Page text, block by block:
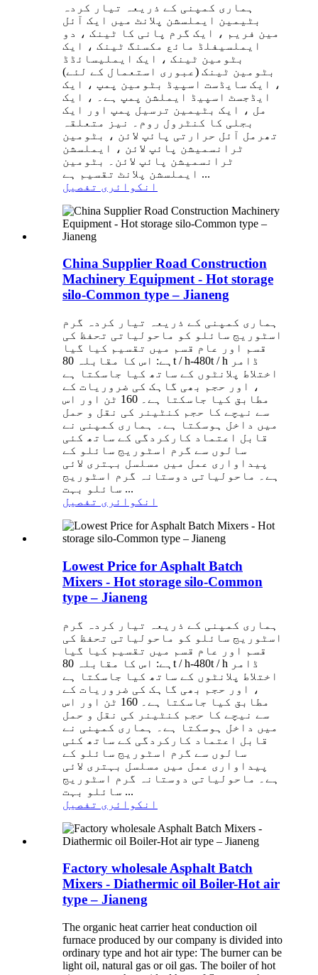
ہماری کمپنی کے ذریعہ تیار کردہ
بٹیمین ایملسشن پلانٹ میں ایک آئل
مین فریم ، ایک گرم پانی کا ٹینک ، دو
ایملسیفلڈ مائع مکسنگ ٹینک ، ایک
بٹومین ٹینک ، ایک ایملیسائڈڈ
بٹومین ٹینک (عبوری استعمال کے لئے)
، ایک سایڈست اسپیڈ بٹومین پمپ ، ایک
ایڈجسٹ اسپیڈ ایملشن پمپ ہے۔ ، ایک
مل ، ایک بٹیمین ترسیل پمپ اور ایک
بجلی کا کنٹرول روم۔ نیز متعلقہ
تھرمل آئل حرارتی پائپ لائن ، بٹومین
ٹرانسمیشن پائپ لائن ، ایملسشن
ٹرانسمیشن پائپ لائن۔ بٹومین
ایملسشن پلانٹ تقسیم ہے ...
انکوائری تفصیل
China Supplier Road Construction
Machinery Equipment - Hot storage
silo-Common type – Jianeng
ہماری کمپنی کے ذریعہ تیار کردہ گرم
اسٹوریج سائلو کو ماحولیاتی تحفظ کی
قسم اور عام قسم میں تقسیم کیا گیا
ہے: اس کا مقابلہ 80t / h-480t / h ڈامر
اختلاط پلانٹوں کے ساتھ کیا جاسکتا ہے
، اور حجم بھی گاہک کی ضروریات کے
مطابق کیا جاسکتا ہے۔ 160 ٹن اور اس
سے نیچے کا حجم کنٹینر کی نقل و حمل
میں داخل ہوسکتا ہے۔ ہماری کمپنی نے
قابل اعتماد کارکردگی کے ساتھ کئی
سالوں سے گرم اسٹوریج سائلو کے
پیداواری عمل میں مسلسل بہتری لائی
ہے۔ ماحولیاتی دوستانہ گرم اسٹوریج
سائلو بہت ...
انکوائری تفصیل
Lowest Price for Asphalt Batch
Mixers - Hot storage silo-Common
type – Jianeng
ہماری کمپنی کے ذریعہ تیار کردہ گرم
اسٹوریج سائلو کو ماحولیاتی تحفظ کی
قسم اور عام قسم میں تقسیم کیا گیا
ہے: اس کا مقابلہ 80t / h-480t / h ڈامر
اختلاط پلانٹوں کے ساتھ کیا جاسکتا ہے
، اور حجم بھی گاہک کی ضروریات کے
مطابق کیا جاسکتا ہے۔ 160 ٹن اور اس
سے نیچے کا حجم کنٹینر کی نقل و حمل
میں داخل ہوسکتا ہے۔ ہماری کمپنی نے
قابل اعتماد کارکردگی کے ساتھ کئی
سالوں سے گرم اسٹوریج سائلو کے
پیداواری عمل میں مسلسل بہتری لائی
ہے۔ ماحولیاتی دوستانہ گرم اسٹوریج
سائلو بہت ...
انکوائری تفصیل
Factory wholesale Asphalt Batch
Mixers - Diathermic oil Boiler-Hot air
type – Jianeng
The organic heat carrier heat conduction oil
furnace produced by our company is divided into
ordinary type and hot air type: The burner can be
light oil, natural gas or oil gas. The boiler of hot